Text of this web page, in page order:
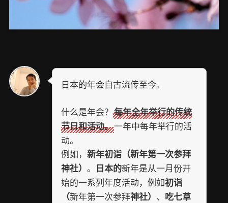
日本的年会自古流传至今。
什么是年会？ 每年全年举行的传统
节日和活动。一年中每年举行的活
动。
例如， 新年初诣（新年第一次参拜
神社） 。 日本的新年是从一月份开
始的一系列年度活动，例如初诣
（新年第一次参拜神社） 、 吃七草